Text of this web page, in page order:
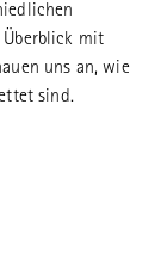
mit
uns an, wie
sind.